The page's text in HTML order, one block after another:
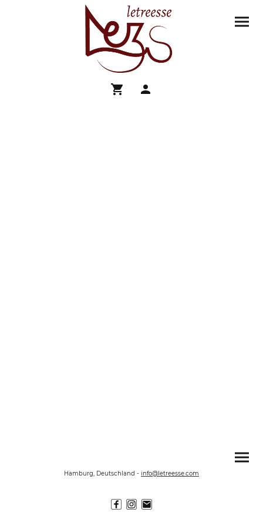
Hamburg, Deutschland - info@letreesse.com